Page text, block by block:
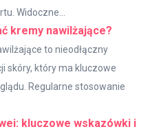
Widoczne...
kremy nawilżające?
to nieodłączny
skóry, który ma kluczowe
Regularne stosowanie
kluczowe wskazówki i